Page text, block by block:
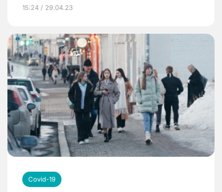
15:24 / 29.04.23
Covid-19